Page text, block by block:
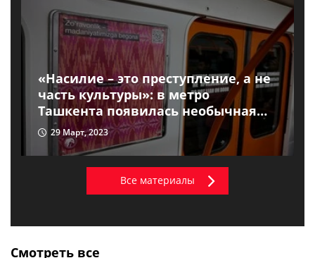
«Насилие – это преступление, а не
часть культуры»: в метро
Ташкента появилась необычная
социальная реклама
29 Март, 2023
Все материалы
Смотреть все